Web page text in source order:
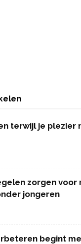
terwijl je plezier
zorgen voor
jongeren
begint